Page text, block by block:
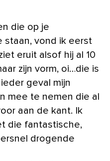
die op je
staan, vond ik eerst
eruit alsof hij al 10
zijn vorm, oi…die is
geval mijn
mee te nemen die al
aan de kant. Ik
die fantastische,
drogende